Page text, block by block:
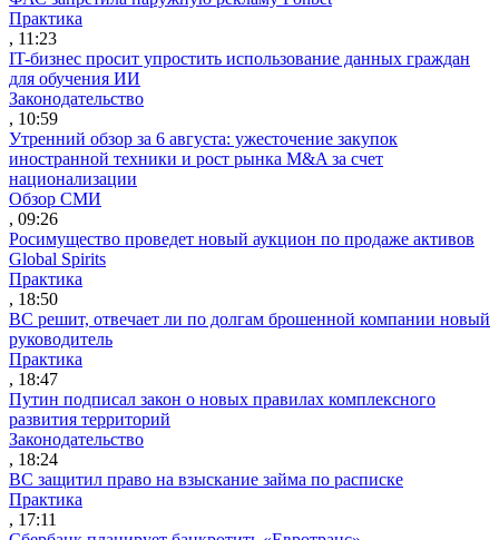
Практика
, 11:23
IT-бизнес просит упростить использование данных граждан
для обучения ИИ
Законодательство
, 10:59
Утренний обзор за 6 августа: ужесточение закупок
иностранной техники и рост рынка M&A за счет
национализации
Обзор СМИ
, 09:26
Росимущество проведет новый аукцион по продаже активов
Global Spirits
Практика
, 18:50
ВС решит, отвечает ли по долгам брошенной компании новый
руководитель
Практика
, 18:47
Путин подписал закон о новых правилах комплексного
развития территорий
Законодательство
, 18:24
ВС защитил право на взыскание займа по расписке
Практика
, 17:11